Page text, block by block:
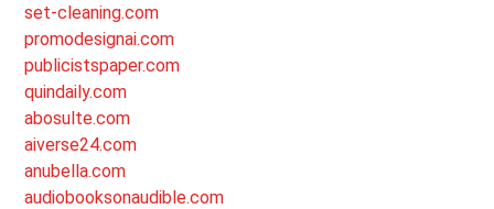
set-cleaning.com
promodesignai.com
publicistspaper.com
quindaily.com
abosulte.com
aiverse24.com
anubella.com
audiobooksonaudible.com